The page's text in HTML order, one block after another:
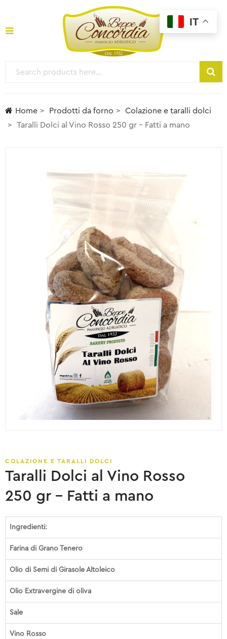
Home Prodotti da forno
Colazione e taralli dolci
Taralli Dolci al Vino Rosso 250 gr – Fatti a mano
COLAZIONE E TARALLI DOLCI
Taralli Dolci al Vino Rosso
250 gr – Fatti a mano
Ingredienti:
Farina di Grano Tenero
Olio di Semi di Girasole Altoleico
Olio Extravergine di oliva
Sale
Vino Rosso
IT